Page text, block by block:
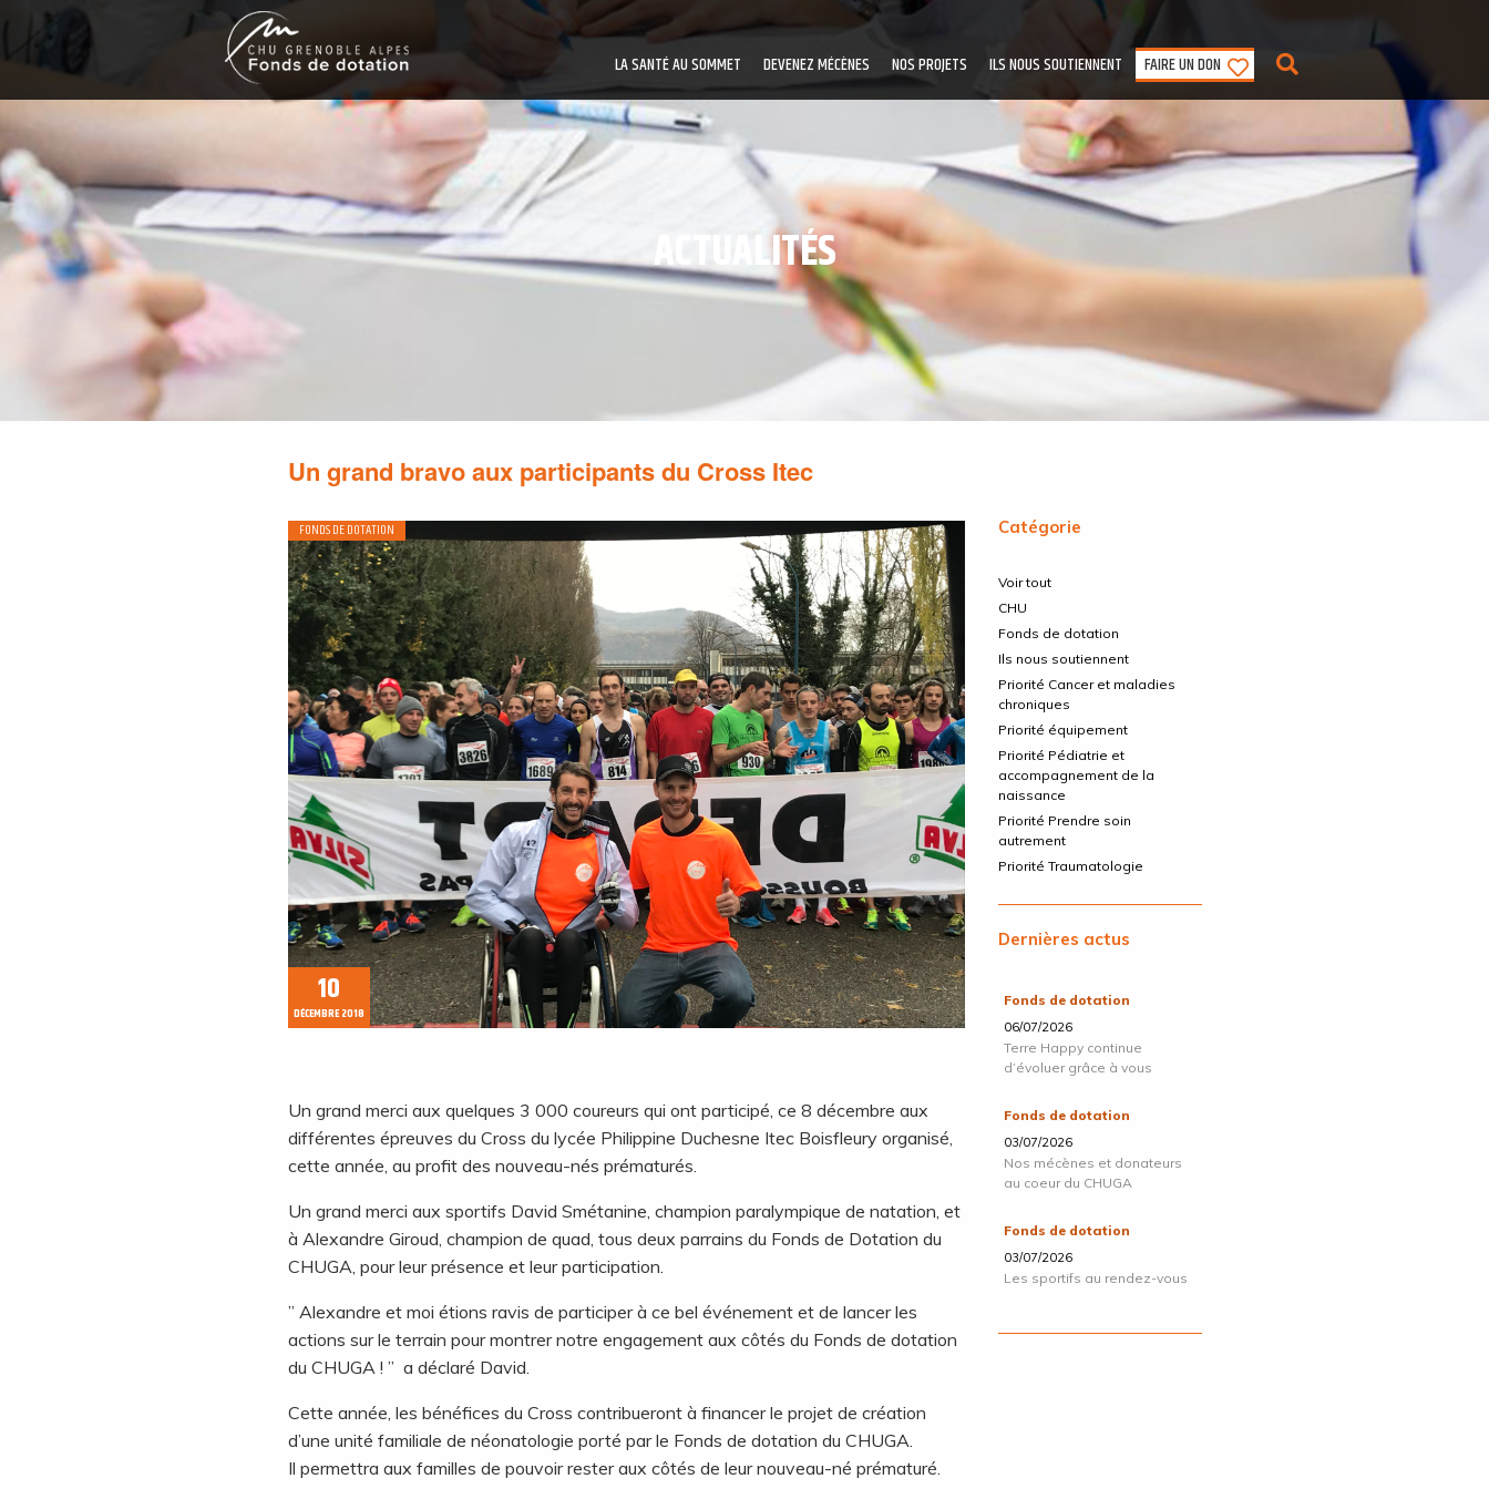
LA SANTÉ AU SOMMET DEVENEZ MÉCÈNES NOS PROJETS ILS NOUS SOUTIENNENT FAIRE UN DON
ACTUALITÉS
Un grand bravo aux participants du Cross Itec
FONDS DE DOTATION
10
DÉCEMBRE 2018
Un grand merci aux quelques 3 000 coureurs qui ont participé, ce 8 décembre aux
différentes épreuves du Cross du lycée Philippine Duchesne Itec Boisfleury organisé,
cette année, au profit des nouveau-nés prématurés.
Un grand merci aux sportifs David Smétanine, champion paralympique de natation, et
à Alexandre Giroud, champion de quad, tous deux parrains du Fonds de Dotation du
CHUGA, pour leur présence et leur participation.
” Alexandre et moi étions ravis de participer à ce bel événement et de lancer les
actions sur le terrain pour montrer notre engagement aux côtés du Fonds de dotation
du CHUGA ! ” a déclaré David.
Cette année, les bénéfices du Cross contribueront à financer le projet de création
d’une unité familiale de néonatologie porté par le Fonds de dotation du CHUGA.
Il permettra aux familles de pouvoir rester aux côtés de leur nouveau-né prématuré.
Catégorie
Voir tout
CHU
Fonds de dotation
Ils nous soutiennent
Priorité Cancer et maladies
chroniques
Priorité équipement
Priorité Pédiatrie et
accompagnement de la
naissance
Priorité Prendre soin
autrement
Priorité Traumatologie
Dernières actus
Fonds de dotation
06/07/2026
Terre Happy continue
d’évoluer grâce à vous
Fonds de dotation
03/07/2026
Nos mécènes et donateurs
au coeur du CHUGA
Fonds de dotation
03/07/2026
Les sportifs au rendez-vous